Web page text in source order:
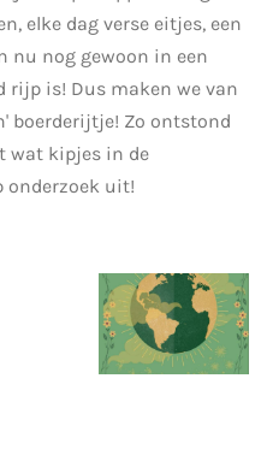
elke dag verse eitjes, een
nu nog gewoon in een
rijp is! Dus maken we van
boerderijtje! Zo ontstond
wat kipjes in de
onderzoek uit!